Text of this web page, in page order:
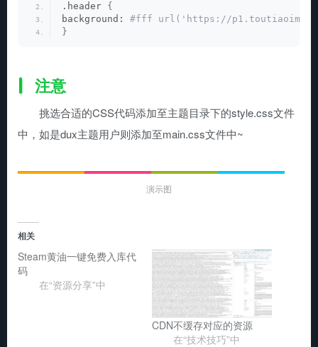
.header {
background:
#fff url('https://
}
注意
挑选合适的CSS代码添加至主题目录下的style.css文件
中，如是dux主题用户则添加至main.css文件中~
演示图
相关
Steam黄油一键免费入库代
码
在“资源分享”中
CDN不缓存对应的资源
在“技术技巧”中